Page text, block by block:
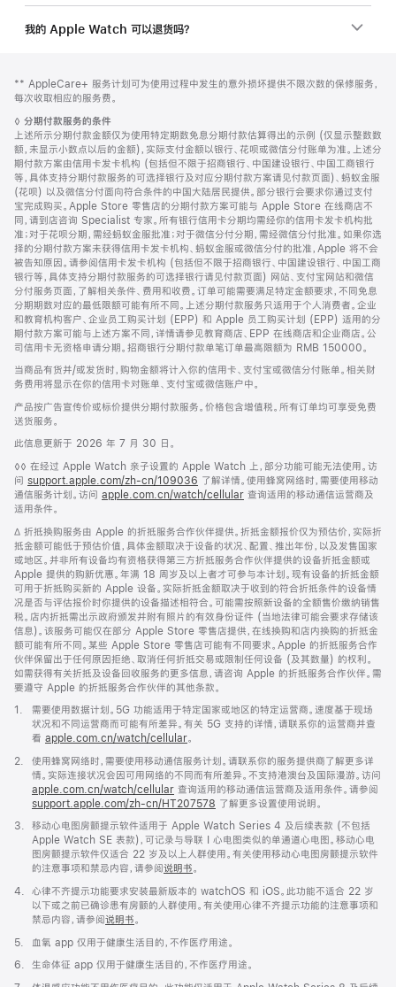
我的 Apple Watch 可以退货吗？
页
页
脚
脚
注
** AppleCare+ 服务计划可为使用过程中发生的意外损坏提供不限次数的保修服务，
每次收取相应的服务费。
脚
注
◊ 分期付款服务的条件
上述所示分期付款金额仅为使用特定期数免息分期付款估算得出的示例 (仅显示整数数
额，未显示小数点以后的金额)，实际支付金额以银行、花呗或微信分付账单为准。上述分
期付款方案由信用卡发卡机构 (包括但不限于招商银行、中国建设银行、中国工商银行
等，具体支持分期付款服务的可选择银行及对应分期付款方案请见付款页面)、蚂蚁金服
(花呗) 以及微信分付面向符合条件的中国大陆居民提供。部分银行会要求你通过支付
宝完成购买。Apple Store 零售店的分期付款方案可能与 Apple Store 在线商店不
同，请到店咨询 Specialist 专家。所有银行信用卡分期均需经你的信用卡发卡机构批
准；对于花呗分期，需经蚂蚁金服批准；对于微信分付分期，需经微信分付批准。如果你选
择的分期付款方案未获得信用卡发卡机构、蚂蚁金服或微信分付的批准，Apple 将不会
被告知原因。请参阅信用卡发卡机构 (包括但不限于招商银行、中国建设银行、中国工商
银行等，具体支持分期付款服务的可选择银行请见付款页面) 网站、支付宝网站和微信
分付服务页面，了解相关条件、费用和收费。订单可能需要满足特定金额要求，不同免息
分期期数对应的最低限额可能有所不同。上述分期付款服务只适用于个人消费者。企业
和教育机构客户、企业员工购买计划 (EPP) 和 Apple 员工购买计划 (EPP) 适用的分
期付款方案可能与上述方案不同，详情请参见教育商店、EPP 在线商店和企业商店。公
司信用卡无资格申请分期。招商银行分期付款单笔订单最高限额为 RMB 150000。
当商品有货并/或发货时，购物金额将计入你的信用卡、支付宝或微信分付账单。相关财
务费用将显示在你的信用卡对账单、支付宝或微信账户中。
产品按广告宣传价或标价提供分期付款服务。价格包含增值税。所有订单均可享受免费
送货服务。
此信息更新于 2026 年 7 月 30 日。
脚
注
◊◊ 在经过 Apple Watch 亲子设置的 Apple Watch 上，部分功能可能无法使用。访
问 support.apple.com/zh-cn/109036 (在
新
中
打
开)
了解详情。使用蜂窝网络时，需要使用移动
通信服务计划。访问 apple.com.cn/watch/cellular 查询适用的移动通信运营商及
适用条件。
脚
注
∆ 折抵换购服务由 Apple 的折抵服务合作伙伴提供。折抵金额报价仅为预估价，实际折
抵金额可能低于预估价值，具体金额取决于设备的状况、配置、推出年份，以及发售国家
或地区。并非所有设备均有资格获得第三方折抵服务合作伙伴提供的设备折抵金额或
Apple 提供的购新优惠。年满 18 周岁及以上者才可参与本计划。现有设备的折抵金额
可用于折抵购买新的 Apple 设备。实际折抵金额取决于收到的符合折抵条件的设备情
况是否与评估报价时你提供的设备描述相符合。可能需按照新设备的全额售价缴纳销售
税。店内折抵需出示政府颁发并附有照片的有效身份证件 (当地法律可能会要求存储该
信息)。该服务可能仅在部分 Apple Store 零售店提供，在线换购和店内换购的折抵金
额可能有所不同。某些 Apple Store 零售店可能有不同要求。Apple 的折抵服务合作
伙伴保留出于任何原因拒绝、取消任何折抵交易或限制任何设备 (及其数量) 的权利。
如需获得有关折抵及设备回收服务的更多信息，请咨询 Apple 的折抵服务合作伙伴。需
要遵守 Apple 的折抵服务合作伙伴的其他条款。
脚
1.
需要使用数据计划。5G 功能适用于特定国家或地区的特定运营商。速度基于现场
状况和不同运营商而可能有所差异。有关 5G 支持的详情，请联系你的运营商并查
看 apple.com.cn/watch/cellular。
脚
2.
使用蜂窝网络时，需要使用移动通信服务计划。请联系你的服务提供商了解更多详
情。实际连接状况会因可用网络的不同而有所差异。不支持港澳台及国际漫游。访问
apple.com.cn/watch/cellular 查询适用的移动通信运营商及适用条件。请参阅
support.apple.com/zh-cn/HT207578 (在
窗
口
中
开)
了解更多设置使用说明。
脚
3.
移动心电图房颤提示软件适用于 Apple Watch Series 4 及后续表款 (不包括
Apple Watch SE 表款)，可记录与导联 I 心电图类似的单通道心电图。移动心电
图房颤提示软件仅适合 22 岁及以上人群使用。有关使用移动心电图房颤提示软件
的注意事项和禁忌内容，请参阅 说明书。
脚
4.
心律不齐提示功能要求安装最新版本的 watchOS 和 iOS。此功能不适合 22 岁
以下或之前已确诊患有房颤的人群使用。有关使用心律不齐提示功能的注意事项和
禁忌内容，请参阅说明书。
脚
5. 血氧 app 仅用于健康生活目的，不作医疗用途。
脚
6. 生命体征 app 仅用于健康生活目的，不作医疗用途。